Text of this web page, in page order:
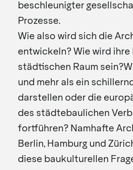
beschleunigter
Prozesse.
Wie also wird sich die
entwickeln? Wie wird ihre
städtischen Raum
und mehr als ein
darstellen oder die
des städtebaulichen
fortführen? Namhafte
Berlin, Hamburg und
diese baukulturellen